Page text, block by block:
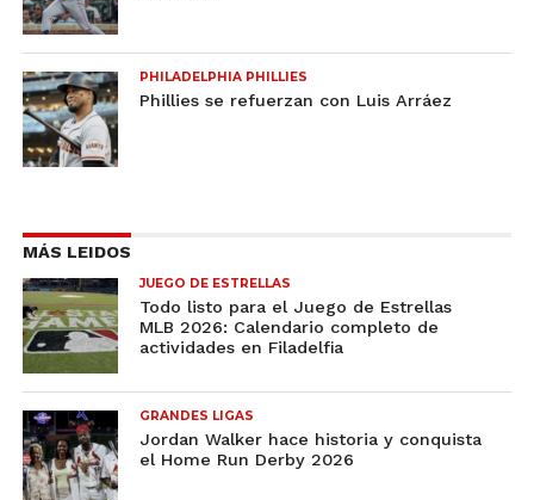
PHILADELPHIA PHILLIES
Phillies se refuerzan con Luis Arráez
MÁS LEIDOS
JUEGO DE ESTRELLAS
Todo listo para el Juego de Estrellas
MLB 2026: Calendario completo de
actividades en Filadelfia
GRANDES LIGAS
Jordan Walker hace historia y conquista
el Home Run Derby 2026